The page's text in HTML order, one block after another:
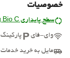
خصوصیات
سطح پایداری Rating Bio C
وای-فای پارکینگ
مایل به خرید